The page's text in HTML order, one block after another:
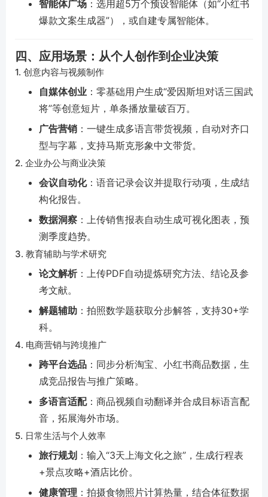
智能体广场 ：选用超5万个预设智能体（如“小红书
爆款文案生成器”），或自建专属智能体。
四、应用场景：从个人创作到企业决策
1. 创意内容与视频制作
自媒体创业 ：零基础用户生成“爱因斯坦对话三国武
将”等创意短片，单条播放量破百万。
广告营销 ：一键生成多语言带货视频，自动对齐口
型与字幕，支持马斯克形象中文带货。
2. 企业办公与商业决策
会议自动化：语音记录会议并提取行动项，生成结
构化报告。
数据洞察 ：上传销售报表自动生成可视化图表，预
测季度趋势。
3. 教育辅助与学术研究
论文解析：上传PDF自动提炼研究方法、结论及参
考文献。
解题辅助 ：拍照数学题获取分步解答，支持30+学
科。
4. 电商营销与跨境推广
跨平台选品 ：同步分析淘宝、小红书商品数据，生
成竞品报告与推广策略。
多语言适配：商品视频自动翻译并合成目标语言配
音，拓展海外市场。
5. 日常生活与个人效率
旅行规划 ：输入“3天上海文化之旅”，生成行程表
+景点攻略+酒店比价。
健康管理 ：拍摄食物照片计算热量，结合体征数据